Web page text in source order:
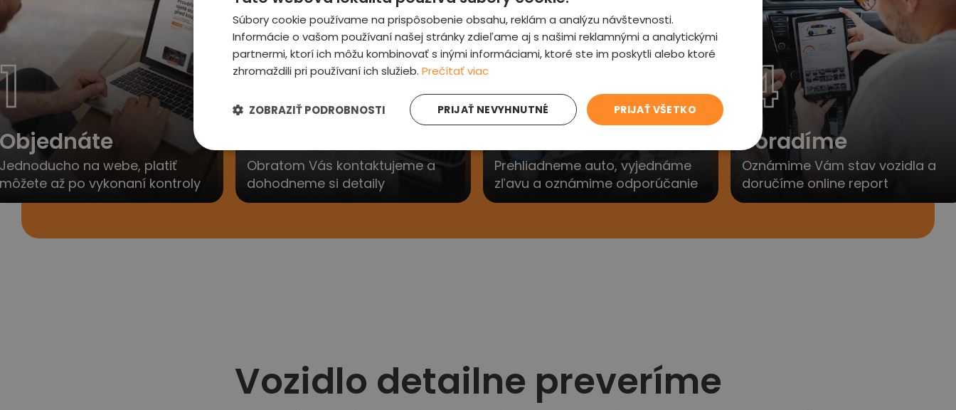
1
Objednáte
Jednoducho na webe, platiť
môžete až po vykonaní kontroly
2
Obratom Vás kontaktujeme a
dohodneme si detaily
3
Prehliadneme auto, vyjednáme
zľavu a oznámime odporúčanie
4
Poradíme
Oznámime Vám stav vozidla a
doručíme online report
Vozidlo detailne preveríme
Súbory cookie používame na prispôsobenie obsahu, reklám a analýzu návštevnosti.
Informácie o vašom používaní našej stránky zdieľame aj s našimi reklamnými a analytickými
partnermi, ktorí ich môžu kombinovať s inými informáciami, ktoré ste im poskytli alebo ktoré
zhromaždili pri používaní ich služieb. Prečítať viac
PRIJAŤ VŠETKO
PRIJAŤ NEVYHNUTNÉ
ZOBRAZIŤ PODROBNOSTI